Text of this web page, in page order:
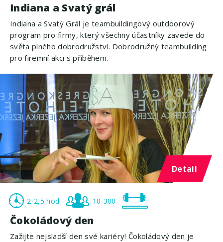
Indiana a Svatý grál
Indiana a Svatý Grál je teambuildingový outdoorový
program pro firmy, který všechny účastníky zavede do
světa plného dobrodružství. Dobrodružný teambuilding
pro firemní akci s příběhem.
Detail
2-2,5 hod 10-300
Čokoládový den
Zažijte nejsladší den své kariéry! Čokoládový den je